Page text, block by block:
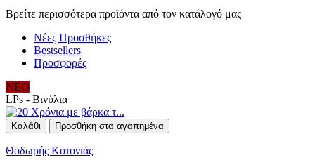
Βρείτε περισσότερα προϊόντα από τον κατάλογό μας
Νέες Προσθήκες
Bestsellers
Προσφορές
ΝΕΟ
LPs - Βινύλια
Καλάθι Προσθήκη στα αγαπημένα
Θοδωρής Κοτονιάς